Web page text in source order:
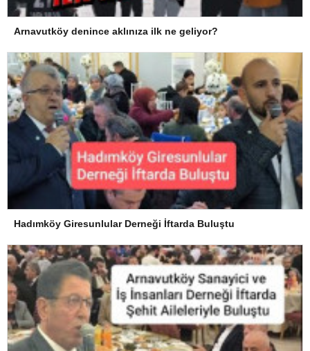
Arnavutköy denince aklınıza ilk ne geliyor?
Hadımköy Giresunlular Derneği İftarda Buluştu